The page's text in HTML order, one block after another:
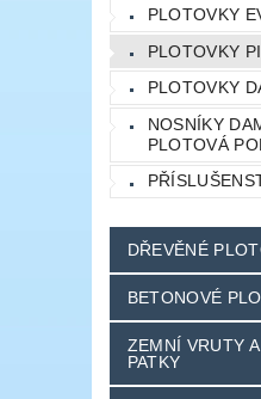
PLOTOVKY
PLOTOVKY
PLOTOVKY
NOSNÍKY
PLOTOVÁ
DŘEVĚNÉ
BETONOVÉ
ZEMNÍ VRUTY
PATKY